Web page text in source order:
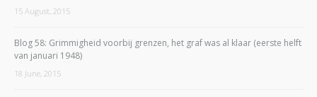
15 August, 2015
Blog 58: Grimmigheid voorbij grenzen, het graf was al klaar (eerste helft
van januari 1948)
18 June, 2015